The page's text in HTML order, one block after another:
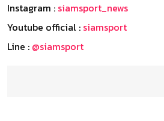
Instagram : siamsport_news
Youtube official : siamsport
Line : @siamsport